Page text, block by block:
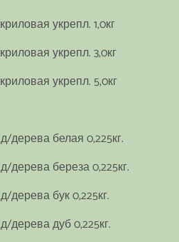
укрепл. 1,0кг
укрепл. 3,0кг
укрепл. 5,0кг
дерева белая 0,225кг.
дерева береза 0,225кг.
дерева бук 0,225кг.
дерева дуб 0,225кг.